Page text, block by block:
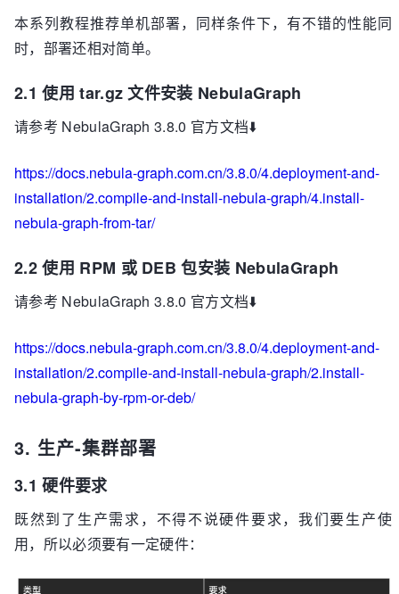
本系列教程推荐单机部署，同样条件下，有不错的性能同
时，部署还相对简单。
2.1 使用 tar.gz 文件安装 NebulaGraph
请参考 NebulaGraph 3.8.0 官方文档⬇️
https://docs.nebula-graph.com.cn/3.8.0/4.deployment-and-
installation/2.compile-and-install-nebula-graph/4.install-
nebula-graph-from-tar/
2.2 使用 RPM 或 DEB 包安装 NebulaGraph
请参考 NebulaGraph 3.8.0 官方文档⬇️
https://docs.nebula-graph.com.cn/3.8.0/4.deployment-and-
installation/2.compile-and-install-nebula-graph/2.install-
nebula-graph-by-rpm-or-deb/
3. 生产-集群部署
3.1 硬件要求
既然到了生产需求，不得不说硬件要求，我们要生产使
用，所以必须要有一定硬件：